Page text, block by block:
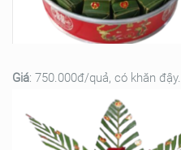
Giá: 750.000đ/quả, có khăn đậy.